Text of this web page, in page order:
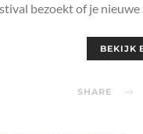
bezoekt of je
BEKIJK
SHARE